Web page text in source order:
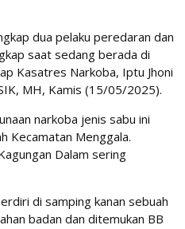
dua pelaku peredaran dan
saat sedang berada di
Kasatres Narkoba, Iptu Jhoni
MH, Kamis (15/05/2025).
narkoba jenis sabu ini
Kecamatan Menggala.
Dalam sering
di samping kanan sebuah
badan dan ditemukan BB